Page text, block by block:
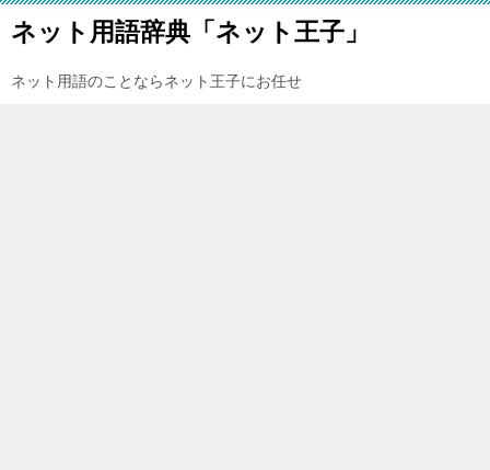
ネット用語辞典「ネット王子」
ネット用語のことならネット王子にお任せ